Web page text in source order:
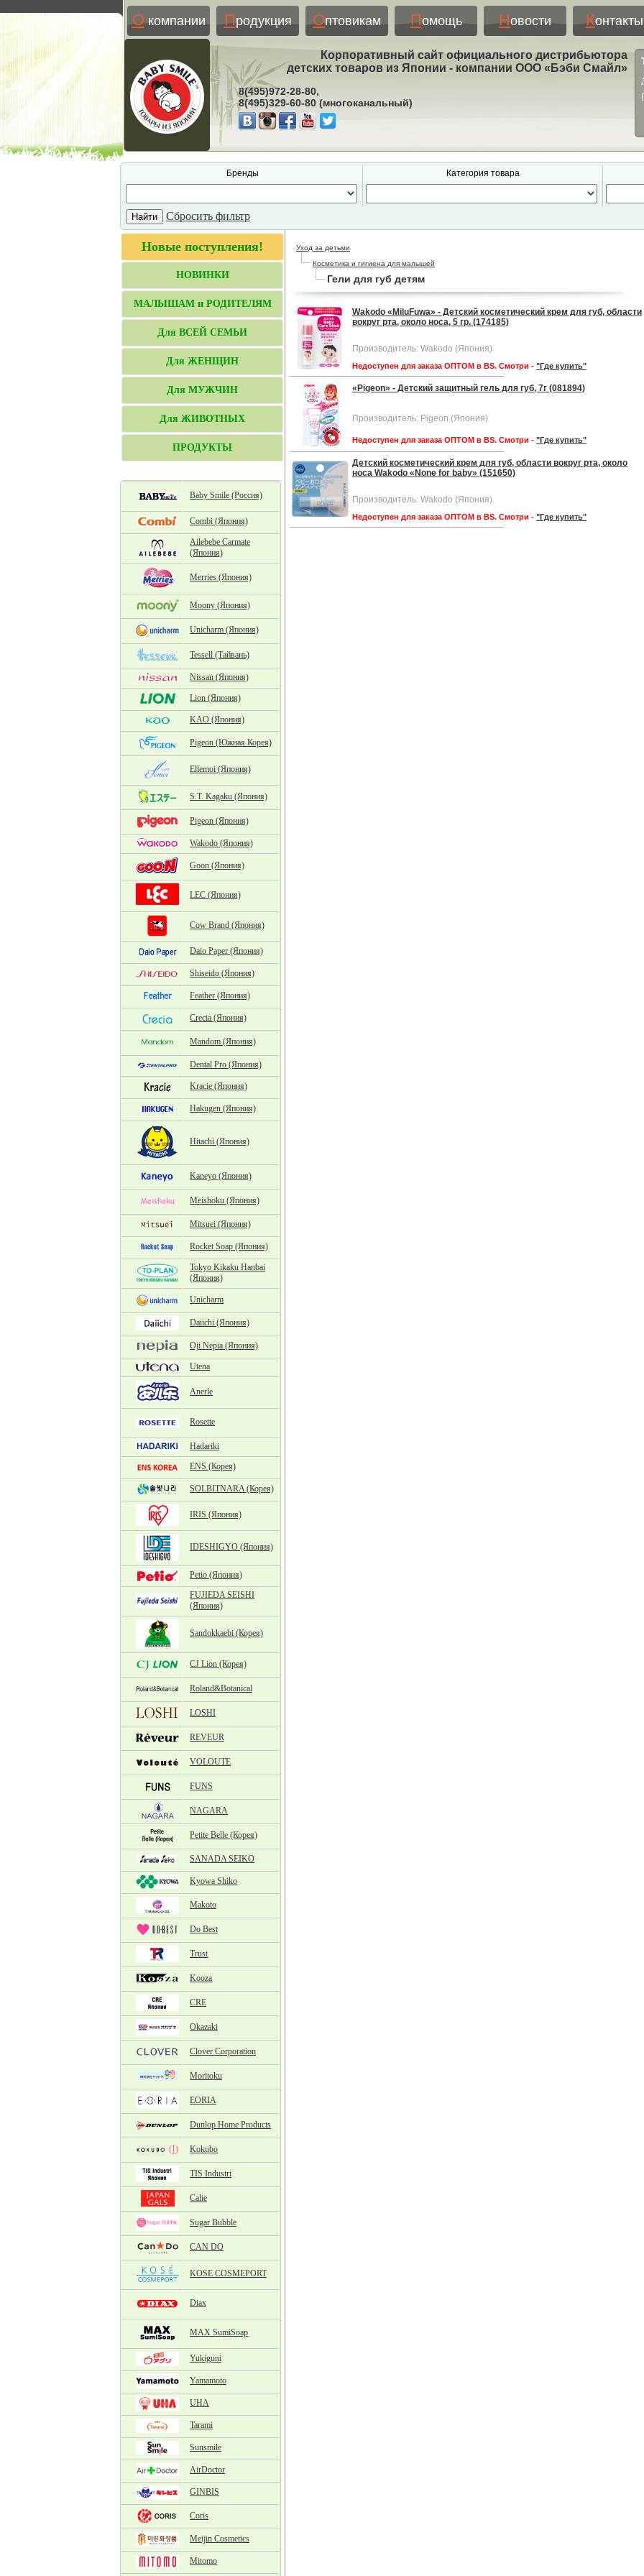
Окомпании Продукция Оптовикам Помощь Новости Контакты
Корпоративный сайт официального дистрибьютора
детских товаров из Японии - компании ООО «Бэби Смайл»
8(495)972-28-80,
8(495)329-60-80 (многоканальный)
Бренды Категория товара
Сбросить фильтр
Новые поступления!
НОВИНКИ
МАЛЫШАМ и РОДИТЕЛЯМ
Для ВСЕЙ СЕМЬИ
Для ЖЕНЩИН
Для МУЖЧИН
Для ЖИВОТНЫХ
ПРОДУКТЫ
Baby Smile (Россия)
Combi (Япония)
Ailebebe Carmate
(Япония)
Merries (Япония)
Moony (Япония)
Unicharm (Япония)
Tessell (Тайвань)
Nissan (Япония)
Lion (Япония)
KAO (Япония)
Pigeon (Южная Корея)
Ellemoi (Япония)
S.T. Kagaku (Япония)
Pigeon (Япония)
Wakodo (Япония)
Goon (Япония)
LEC (Япония)
Cow Brand (Япония)
Daio Paper (Япония)
Shiseido (Япония)
Feather (Япония)
Crecia (Япония)
Mandom (Япония)
Dental Pro (Япония)
Kracie (Япония)
Hakugen (Япония)
Hitachi (Япония)
Kaneyo (Япония)
Meishoku (Япония)
Mitsuei (Япония)
Rocket Soap (Япония)
Tokyo Kikaku Hanbai
(Япония)
Unicharm
Daiichi (Япония)
Oji Nepia (Япония)
Utena
Anerle
Rosette
Hadariki
ENS (Корея)
SOLBITNARA (Корея)
IRIS (Япония)
IDESHIGYO (Япония)
Petio (Япония)
FUJIEDA SEISHI
(Япония)
Sandokkaebi (Корея)
CJ Lion (Корея)
Roland&Botanical
LOSHI
REVEUR
VOLOUTE
FUNS
NAGARA
Petite Belle (Корея)
SANADA SEIKO
Kyowa Shiko
Makoto
Do Best
Trust
Kooza
CRE
Okazaki
Clover Corporation
Moritoku
EORIA
Dunlop Home Products
Kokubo
TIS Industri
Calie
Sugar Bubble
CAN DO
KOSE COSMEPORT
Diax
MAX SumiSoap
Yukiguni
Yamamoto
UHA
Tarami
Sunsmile
AirDoctor
GINBIS
Coris
Meijin Cosmetics
Mitomo
Уход за детьми
Косметика и гигиена для малышей
Гели для губ детям
Wakodo «MiluFuwa» - Детский косметический крем для губ, области
вокруг рта, около носа, 5 гр. (174185)
Производитель: Wakodo (Япония)
Недоступен для заказа ОПТОМ в BS. Смотри - "Где купить"
«Pigeon» - Детский защитный гель для губ, 7г (081894)
Производитель: Pigeon (Япония)
Недоступен для заказа ОПТОМ в BS. Смотри - "Где купить"
Детский косметический крем для губ, области вокруг рта, около
носа Wakodo «None for baby» (151650)
Производитель: Wakodo (Япония)
Недоступен для заказа ОПТОМ в BS. Смотри - "Где купить"